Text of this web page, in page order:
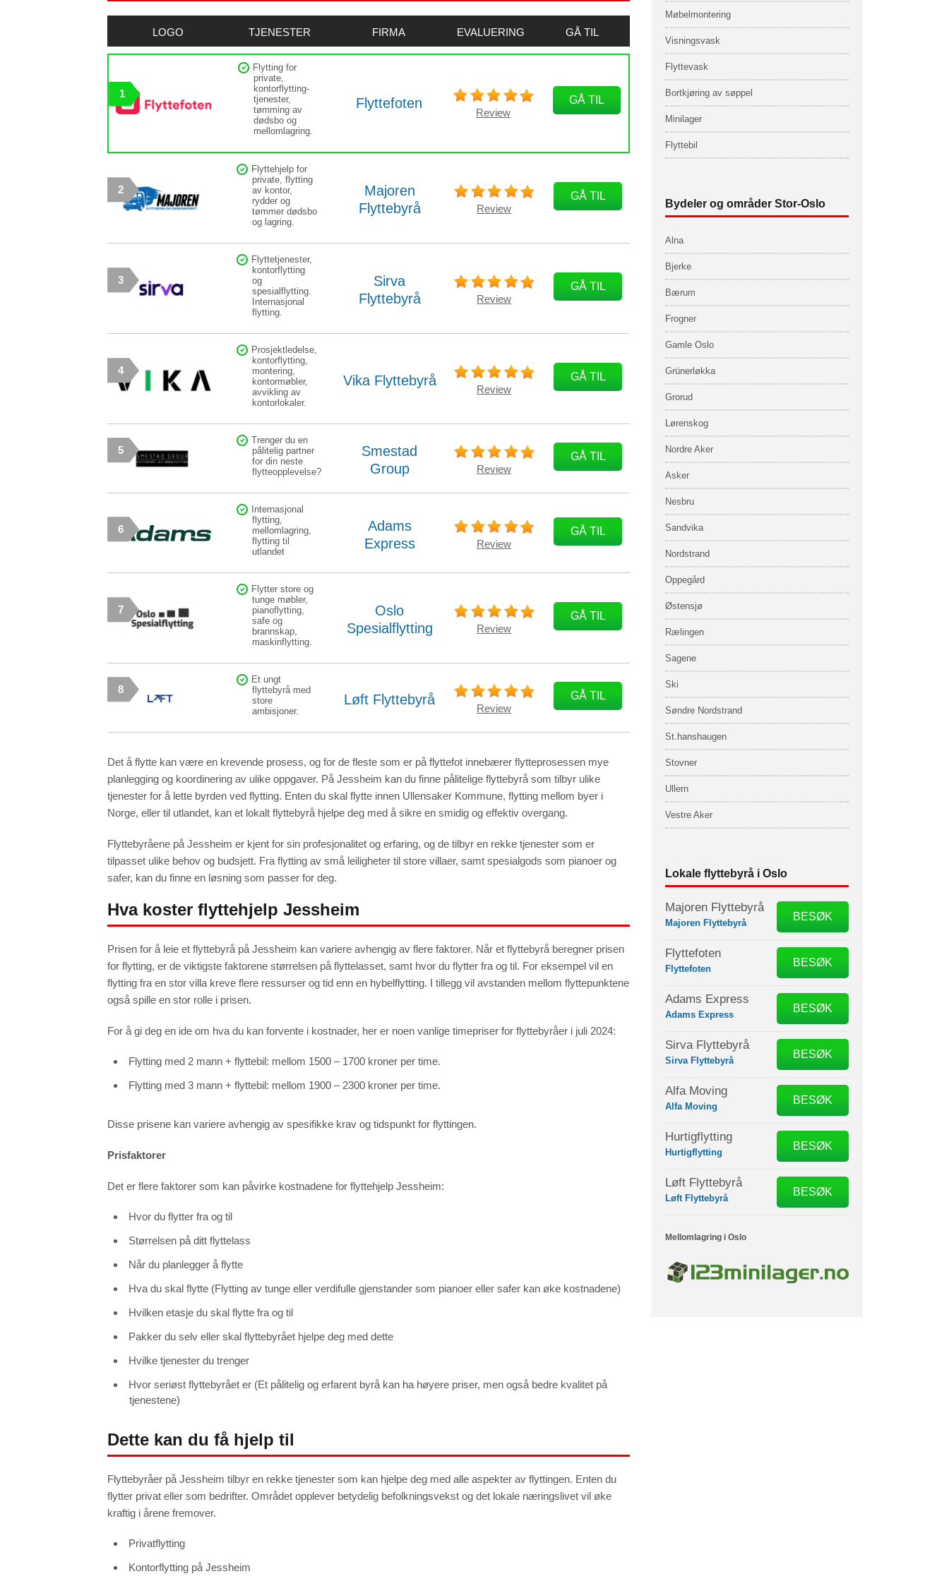
LOGO TJENESTER FIRMA EVALUERING GÅ TIL
1
Flytting for
private,
kontorflytting-
tjenester,
tømming av
dødsbo og
mellomlagring.
Flyttefoten
Review
GÅ TIL
2
Flyttehjelp for
private, flytting
av kontor,
rydder og
tømmer dødsbo
og lagring.
Majoren
Flyttebyrå
Review
GÅ TIL
3
Flyttetjenester,
kontorflytting
og
spesialflytting.
Internasjonal
flytting.
Sirva
Flyttebyrå
Review
GÅ TIL
4
Prosjektledelse,
kontorflytting,
montering,
kontormøbler,
avvikling av
kontorlokaler.
Vika Flyttebyrå
Review
GÅ TIL
5
Trenger du en
pålitelig partner
for din neste
flytteopplevelse?
Smestad
Group
Review
GÅ TIL
6
Internasjonal
flytting,
mellomlagring,
flytting til
utlandet
Adams
Express
Review
GÅ TIL
7
Flytter store og
tunge møbler,
pianoflytting,
safe og
brannskap,
maskinflytting.
Oslo
Spesialflytting
Review
GÅ TIL
8
Et ungt
flyttebyrå med
store
ambisjoner.
Løft Flyttebyrå
Review
GÅ TIL
Det å flytte kan være en krevende prosess, og for de fleste som er på flyttefot innebærer flytteprosessen mye
planlegging og koordinering av ulike oppgaver. På Jessheim kan du finne pålitelige flyttebyrå som tilbyr ulike
tjenester for å lette byrden ved flytting. Enten du skal flytte innen Ullensaker Kommune, flytting mellom byer i
Norge, eller til utlandet, kan et lokalt flyttebyrå hjelpe deg med å sikre en smidig og effektiv overgang.
Flyttebyråene på Jessheim er kjent for sin profesjonalitet og erfaring, og de tilbyr en rekke tjenester som er
tilpasset ulike behov og budsjett. Fra flytting av små leiligheter til store villaer, samt spesialgods som pianoer og
safer, kan du finne en løsning som passer for deg.
Hva koster flyttehjelp Jessheim
Prisen for å leie et flyttebyrå på Jessheim kan variere avhengig av flere faktorer. Når et flyttebyrå beregner prisen
for flytting, er de viktigste faktorene størrelsen på flyttelasset, samt hvor du flytter fra og til. For eksempel vil en
flytting fra en stor villa kreve flere ressurser og tid enn en hybelflytting. I tillegg vil avstanden mellom flyttepunktene
også spille en stor rolle i prisen.
For å gi deg en ide om hva du kan forvente i kostnader, her er noen vanlige timepriser for flyttebyråer i juli 2024:
Flytting med 2 mann + flyttebil: mellom 1500 – 1700 kroner per time.
Flytting med 3 mann + flyttebil: mellom 1900 – 2300 kroner per time.
Disse prisene kan variere avhengig av spesifikke krav og tidspunkt for flyttingen.
Prisfaktorer
Det er flere faktorer som kan påvirke kostnadene for flyttehjelp Jessheim:
Hvor du flytter fra og til
Størrelsen på ditt flyttelass
Når du planlegger å flytte
Hva du skal flytte (Flytting av tunge eller verdifulle gjenstander som pianoer eller safer kan øke kostnadene)
Hvilken etasje du skal flytte fra og til
Pakker du selv eller skal flyttebyrået hjelpe deg med dette
Hvilke tjenester du trenger
Hvor seriøst flyttebyrået er (Et pålitelig og erfarent byrå kan ha høyere priser, men også bedre kvalitet på
tjenestene)
Dette kan du få hjelp til
Flyttebyråer på Jessheim tilbyr en rekke tjenester som kan hjelpe deg med alle aspekter av flyttingen. Enten du
flytter privat eller som bedrifter. Området opplever betydelig befolkningsvekst og det lokale næringslivet vil øke
kraftig i årene fremover.
Privatflytting
Kontorflytting på Jessheim
Møbelmontering
Visningsvask
Flyttevask
Bortkjøring av søppel
Minilager
Flyttebil
Bydeler og områder Stor-Oslo
Alna
Bjerke
Bærum
Frogner
Gamle Oslo
Grünerløkka
Grorud
Lørenskog
Nordre Aker
Asker
Nesbru
Sandvika
Nordstrand
Oppegård
Østensjø
Rælingen
Sagene
Ski
Søndre Nordstrand
St.hanshaugen
Stovner
Ullern
Vestre Aker
Lokale flyttebyrå i Oslo
Majoren Flyttebyrå
Majoren Flyttebyrå
BESØK
Flyttefoten
Flyttefoten
BESØK
Adams Express
Adams Express
BESØK
Sirva Flyttebyrå
Sirva Flyttebyrå
BESØK
Alfa Moving
Alfa Moving
BESØK
Hurtigflytting
Hurtigflytting
BESØK
Løft Flyttebyrå
Løft Flyttebyrå
BESØK
Mellomlagring i Oslo